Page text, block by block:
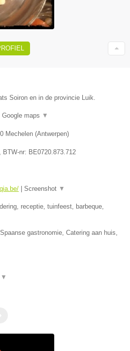
Soiron en in de provincie Luik.
Google maps ▼
Mechelen (Antwerpen)
, BTW-nr: BE0720.873.712
| Screenshot ▼
receptie, tuinfeest, barbeque,
gastronomie, Catering aan huis,
▼